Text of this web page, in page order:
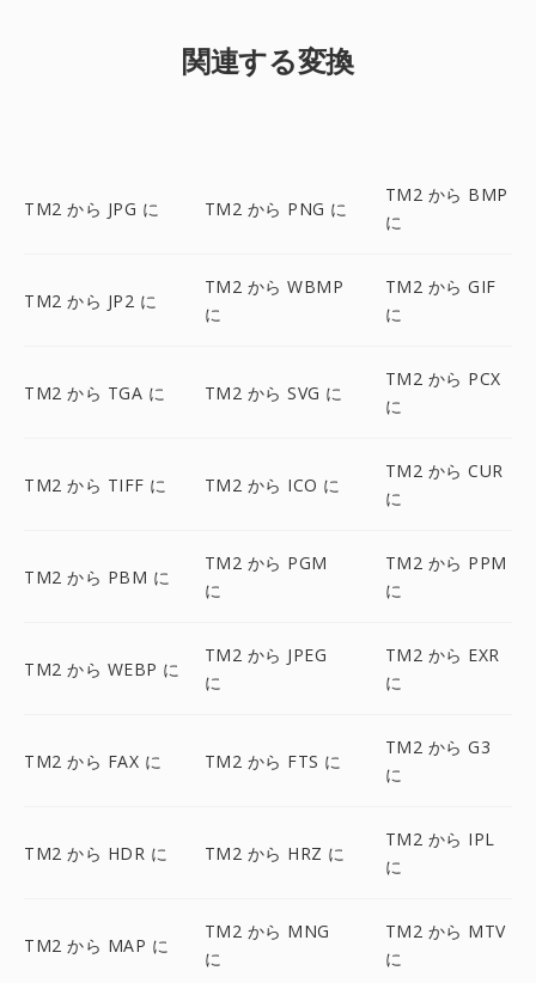
関連する変換
TM2 から JPG に TM2 から PNG に
TM2 から BMP
に
TM2 から JP2 に
TM2 から WBMP
に
TM2 から GIF
に
TM2 から TGA に TM2 から SVG に
TM2 から PCX
に
TM2 から TIFF に TM2 から ICO に
TM2 から CUR
に
TM2 から PBM に
TM2 から PGM
に
TM2 から PPM
に
TM2 から WEBP に
TM2 から JPEG
に
TM2 から EXR
に
TM2 から FAX に TM2 から FTS に
TM2 から G3
に
TM2 から HDR に TM2 から HRZ に
TM2 から IPL
に
TM2 から MAP に
TM2 から MNG
に
TM2 から MTV
に